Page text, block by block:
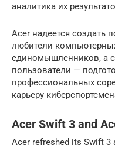
аналитика их
Acer надеется создать
любители
единомышленников, а
пользователи —
профессиональных
карьеру
Acer Swift 3 and
Acer refreshed its Swift 3